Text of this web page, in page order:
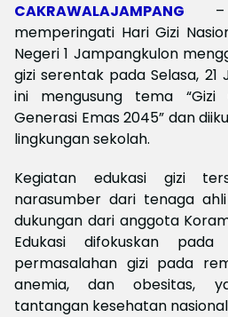
CAKRAWALAJAMPANG
memperingati Hari Gizi
Negeri 1 Jampangkulon
gizi serentak pada Selasa, 21
ini mengusung tema “Gizi
Generasi Emas 2045” dan
lingkungan sekolah.
Kegiatan edukasi gizi
narasumber dari tenaga
dukungan dari anggota
Edukasi difokuskan
permasalahan gizi pada
anemia, dan obesitas,
tantangan kesehatan